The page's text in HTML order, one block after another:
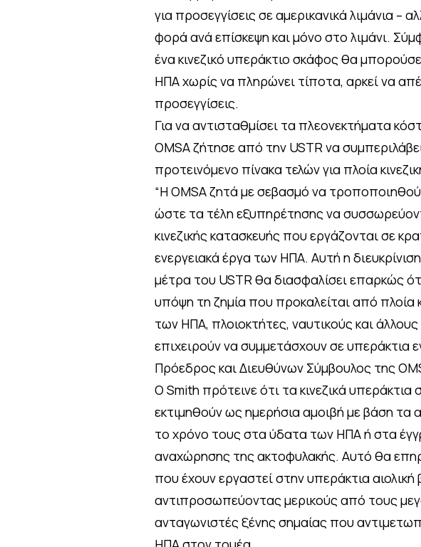
για προσεγγίσεις σε αμερικανικά λιμάνια –
φορά ανά επίσκεψη και μόνο στο λιμάνι.
ένα κινεζικό υπεράκτιο σκάφος θα
ΗΠΑ χωρίς να πληρώνει τίποτα, αρκεί να
προσεγγίσεις.
Για να αντισταθμίσει τα πλεονεκτήματα
OMSA ζήτησε από την USTR να
προτεινόμενο πίνακα τελών για πλοία
“Η OMSA ζητά με σεβασμό να
ώστε τα τέλη εξυπηρέτησης να
κινεζικής κατασκευής που εργάζονται σε
ενεργειακά έργα των ΗΠΑ. Αυτή η
μέτρα του USTR θα διασφαλίσει επαρκώς
υπόψη τη ζημία που προκαλείται από πλοία
των ΗΠΑ, πλοιοκτήτες, ναυτικούς και
επιχειρούν να συμμετάσχουν σε υπεράκτια
Πρόεδρος και Διευθύνων Σύμβουλος της
Ο Smith πρότεινε ότι τα κινεζικά
εκτιμηθούν ως ημερήσια αμοιβή με βάση τα
το χρόνο τους στα ύδατα των ΗΠΑ ή στα
αναχώρησης της ακτοφυλακής. Αυτό θα
που έχουν εργαστεί στην υπεράκτια
αντιπροσωπεύοντας μερικούς από τους
ανταγωνιστές ξένης σημαίας που